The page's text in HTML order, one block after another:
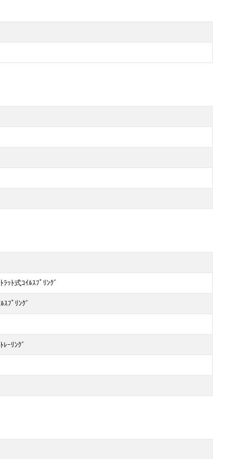
ﾗｯﾄ式ｺｲﾙｽﾌﾟﾘﾝｸﾞ
ｽﾌﾟﾘﾝｸﾞ
ﾚｰﾘﾝｸﾞ